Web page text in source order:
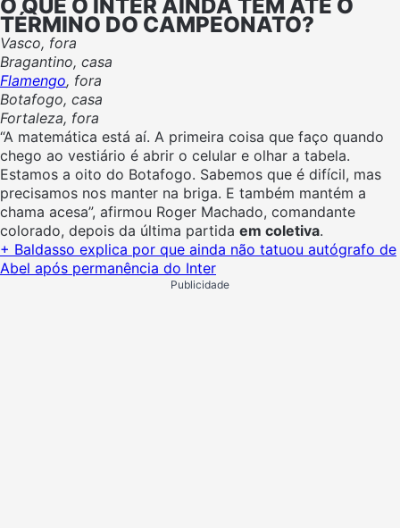
O QUE O INTER AINDA TEM ATÉ O
TÉRMINO DO CAMPEONATO?
Vasco, fora
Bragantino, casa
Flamengo, fora
Botafogo, casa
Fortaleza, fora
“A matemática está aí. A primeira coisa que faço quando
chego ao vestiário é abrir o celular e olhar a tabela.
Estamos a oito do Botafogo. Sabemos que é difícil, mas
precisamos nos manter na briga. E também mantém a
chama acesa”, afirmou Roger Machado, comandante
colorado, depois da última partida em coletiva.
+ Baldasso explica por que ainda não tatuou autógrafo de
Abel após permanência do Inter
Publicidade